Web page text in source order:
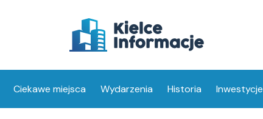
Ciekawe miejsca Wydarzenia Historia Inwestycje